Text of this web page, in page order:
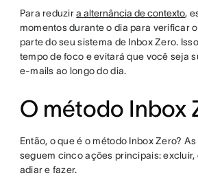
Para reduzira alternância de contexto,
momentos durante o dia para verificar
parte do seu sistema de Inbox Zero.
tempo de foco e evitará que você seja
e-mails ao longo do dia.
O método Inbox
Então, o que é o método Inbox Zero?
seguem cinco ações principais: excluir,
adiar e fazer.